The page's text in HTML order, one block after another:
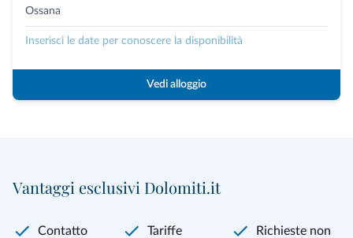
Ossana
Inserisci le date per conoscere la disponibilità
Vedi alloggio
Vantaggi esclusivi Dolomiti.it
Contatto
Tariffe
Richieste non